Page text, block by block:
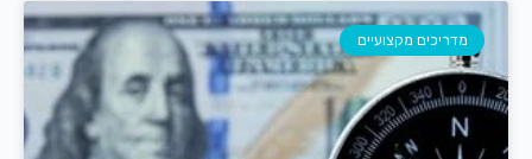
מדריכים מקצועיים